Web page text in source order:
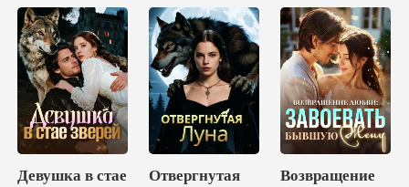
Девушка в стае
Отвергнутая
Возвращение